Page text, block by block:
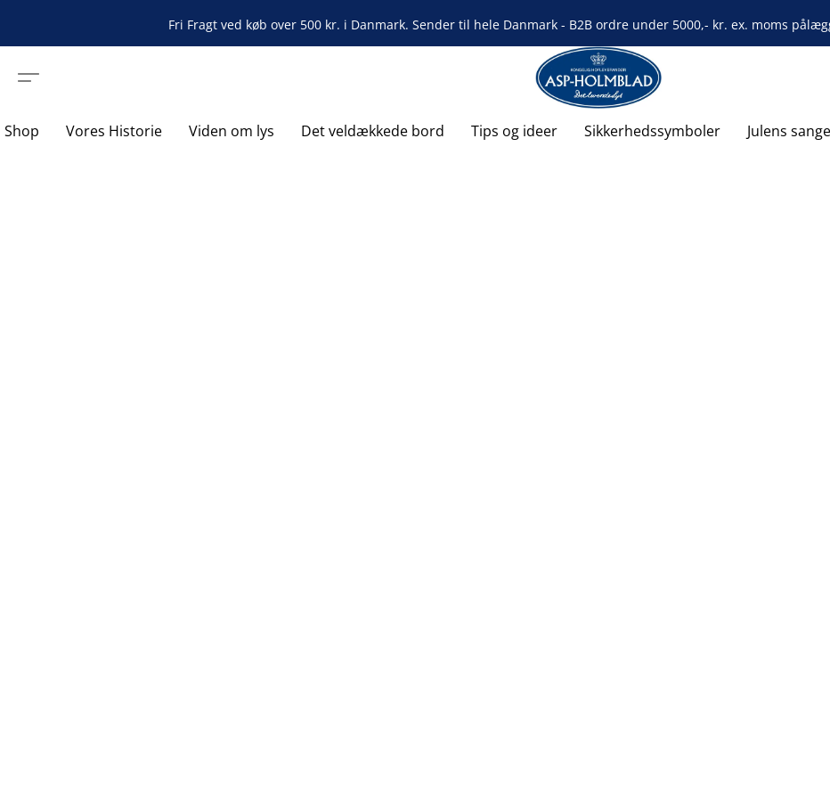
Fri Fragt ved køb over 500 kr. i Danmark. Sender til hele Danmark - B2B ordre under 5000,- kr. ex. moms
Shop Vores Historie Viden om lys Det veldækkede bord Tips og ideer Sikkerhedssymboler Julens